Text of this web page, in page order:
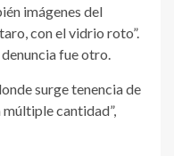
imágenes del
con el vidrio roto”.
fue otro.
surge tenencia de
cantidad”,